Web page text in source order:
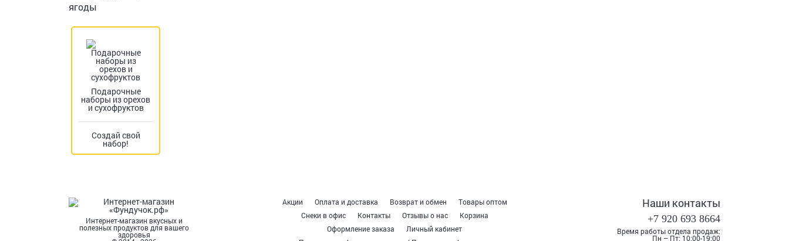
ягоды
Подарочные
наборы из орехов
и сухофруктов
Создай свой
набор!
Интернет-магазин вкусных и
полезных продуктов для вашего
здоровья
Акции Оплата и доставка Возврат и обмен
Товары оптом
Снеки в офис
Контакты Отзывы о нас
Корзина
Оформление заказа
Личный кабинет
Наши контакты
+7 920 693 8664
Время работы отдела продаж:
Пн – Пт: 10:00-19:00